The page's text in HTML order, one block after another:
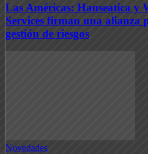
Las Américas: Hanseatica y
Services firman una alianza
gestión de riesgos
Novedades